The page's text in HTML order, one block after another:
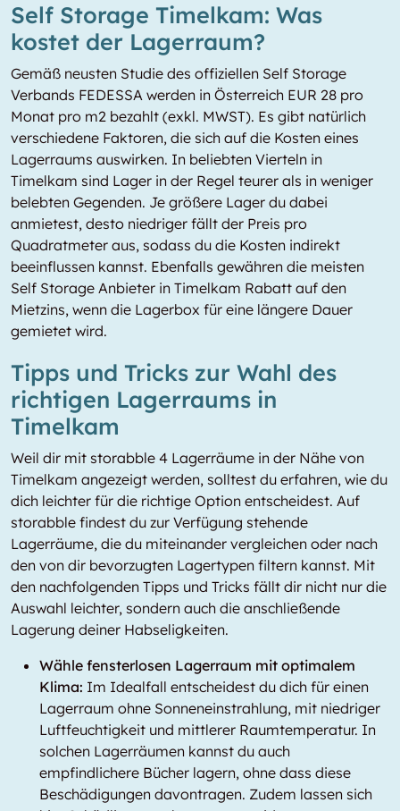
Self Storage Timelkam: Was
kostet der Lagerraum?
Gemäß neusten Studie des offiziellen Self Storage
Verbands FEDESSA werden in Österreich EUR 28 pro
Monat pro m2 bezahlt (exkl. MWST). Es gibt natürlich
verschiedene Faktoren, die sich auf die Kosten eines
Lagerraums auswirken. In beliebten Vierteln in
Timelkam sind Lager in der Regel teurer als in weniger
belebten Gegenden. Je größere Lager du dabei
anmietest, desto niedriger fällt der Preis pro
Quadratmeter aus, sodass du die Kosten indirekt
beeinflussen kannst. Ebenfalls gewähren die meisten
Self Storage Anbieter in Timelkam Rabatt auf den
Mietzins, wenn die Lagerbox für eine längere Dauer
gemietet wird.
Tipps und Tricks zur Wahl des
richtigen Lagerraums in
Timelkam
Weil dir mit storabble 4 Lagerräume in der Nähe von
Timelkam angezeigt werden, solltest du erfahren, wie du
dich leichter für die richtige Option entscheidest. Auf
storabble findest du zur Verfügung stehende
Lagerräume, die du miteinander vergleichen oder nach
den von dir bevorzugten Lagertypen filtern kannst. Mit
den nachfolgenden Tipps und Tricks fällt dir nicht nur die
Auswahl leichter, sondern auch die anschließende
Lagerung deiner Habseligkeiten.
Wähle fensterlosen Lagerraum mit optimalem
Klima: Im Idealfall entscheidest du dich für einen
Lagerraum ohne Sonneneinstrahlung, mit niedriger
Luftfeuchtigkeit und mittlerer Raumtemperatur. In
solchen Lagerräumen kannst du auch
empfindlichere Bücher lagern, ohne dass diese
Beschädigungen davontragen. Zudem lassen sich